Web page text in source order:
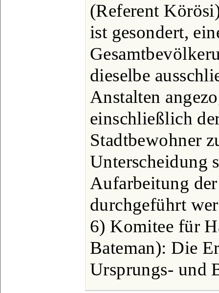
(Referent
ist gesondert,
dieselbe
Anstalten
einschließlich
Stadtbewohner
Unterscheidung
Aufarbeitung
durchgeführt
6) Komitee für
Bateman): Die
Ursprungs- und